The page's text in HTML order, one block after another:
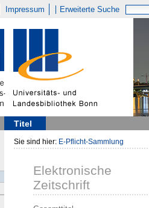
Impressum Erweiterte Suche
Titel
Sie sind hier: E-Pflicht-Sammlung
Elektronische
Zeitschrift